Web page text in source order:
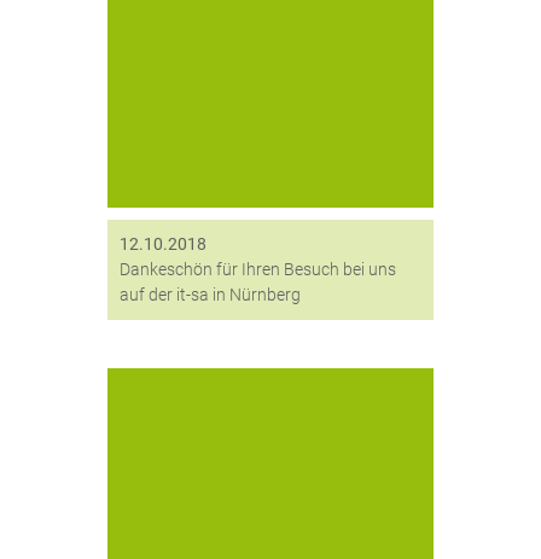
12.10.2018
Dankeschön für Ihren Besuch bei uns
auf der it-sa in Nürnberg